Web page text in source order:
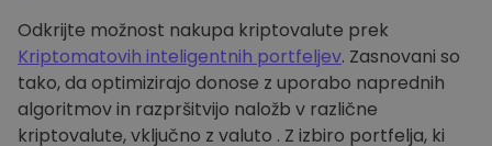
Odkrijte možnost nakupa kriptovalute prek
Kriptomatovih inteligentnih portfeljev. Zasnovani so
tako, da optimizirajo donose z uporabo naprednih
algoritmov in razpršitvijo naložb v različne
kriptovalute, vključno z valuto . Z izbiro portfelja, ki